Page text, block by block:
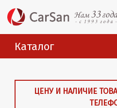
Каталог
ЦЕНУ И НАЛИЧИЕ